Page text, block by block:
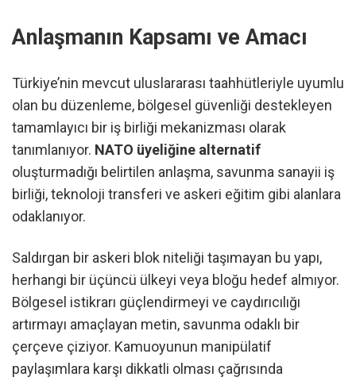
Anlaşmanın Kapsamı ve Amacı
Türkiye’nin mevcut uluslararası taahhütleriyle uyumlu
olan bu düzenleme, bölgesel güvenliği destekleyen
tamamlayıcı bir iş birliği mekanizması olarak
tanımlanıyor. NATO üyeliğine alternatif
oluşturmadığı belirtilen anlaşma, savunma sanayii iş
birliği, teknoloji transferi ve askeri eğitim gibi alanlara
odaklanıyor.
Saldırgan bir askeri blok niteliği taşımayan bu yapı,
herhangi bir üçüncü ülkeyi veya bloğu hedef almıyor.
Bölgesel istikrarı güçlendirmeyi ve caydırıcılığı
artırmayı amaçlayan metin, savunma odaklı bir
çerçeve çiziyor. Kamuoyunun manipülatif
paylaşımlara karşı dikkatli olması çağrısında